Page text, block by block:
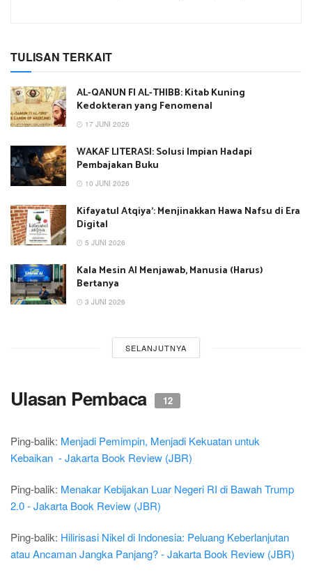
TULISAN TERKAIT
AL-QANUN FI AL-THIBB: Kitab Kuning
Kedokteran yang Fenomenal
17 JUNI 2026
WAKAF LITERASI: Solusi Impian Hadapi
Pembajakan Buku
10 JUNI 2026
Kifayatul Atqiya’: Menjinakkan Hawa Nafsu di Era
Digital
5 JUNI 2026
Kala Mesin AI Menjawab, Manusia (Harus)
Bertanya
3 JUNI 2026
SELANJUTNYA
Ulasan Pembaca 12
Ping-balik: Menjadi Pemimpin, Menjadi Kekuatan untuk
Kebaikan - Jakarta Book Review (JBR)
Ping-balik: Menakar Kebijakan Luar Negeri RI di Bawah Trump
2.0 - Jakarta Book Review (JBR)
Ping-balik: Hilirisasi Nikel di Indonesia: Peluang Keberlanjutan
atau Ancaman Jangka Panjang? - Jakarta Book Review (JBR)